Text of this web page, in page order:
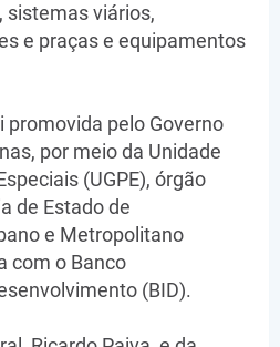
sistemas viários,
e praças e equipamentos
promovida pelo Governo
por meio da Unidade
(UGPE), órgão
de Estado de
e Metropolitano
com o Banco
(BID).